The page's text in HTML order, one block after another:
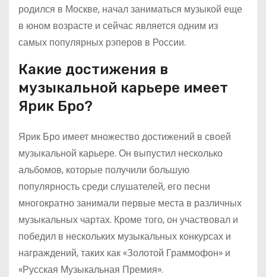
родился в Москве, начал заниматься музыкой еще
в юном возрасте и сейчас является одним из
самых популярных рэперов в России.
Какие достижения в
музыкальной карьере имеет
Ярик Бро?
Ярик Бро имеет множество достижений в своей
музыкальной карьере. Он выпустил несколько
альбомов, которые получили большую
популярность среди слушателей, его песни
многократно занимали первые места в различных
музыкальных чартах. Кроме того, он участвовал и
победил в нескольких музыкальных конкурсах и
награждений, таких как «Золотой Граммофон» и
«Русская Музыкальная Премия».